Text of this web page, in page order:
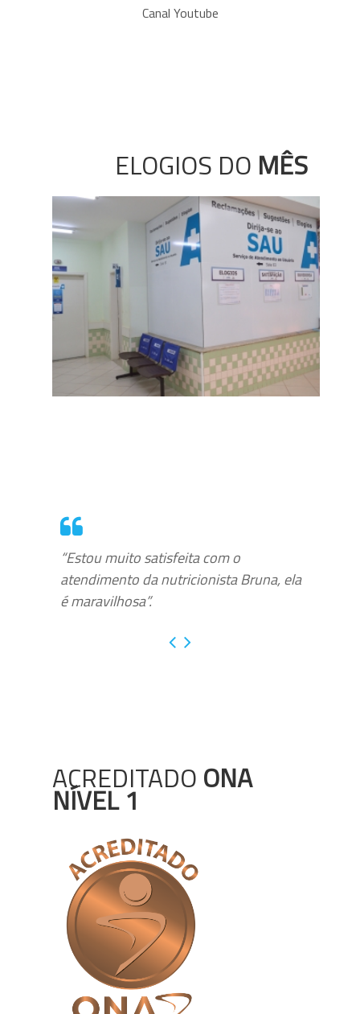
Canal Youtube
ELOGIOS DO MÊS
“Estou muito satisfeita com o
atendimento da nutricionista Bruna, ela
é maravilhosa”.
ACREDITADO ONA
NÍVEL 1